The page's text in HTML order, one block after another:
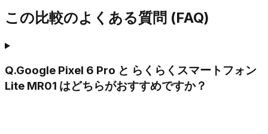
この比較のよくある質問 (FAQ)
Q.Google Pixel 6 Pro と らくらくスマートフォン
Lite MR01 はどちらがおすすめですか？